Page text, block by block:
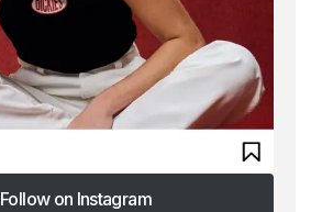
Follow on Instagram